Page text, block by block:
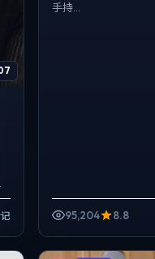
手持...
95,204 8.8